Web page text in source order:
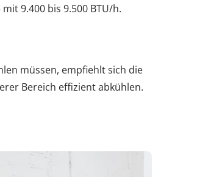
9.400 bis 9.500 BTU/h.
müssen, empfiehlt sich die
Bereich effizient abkühlen.